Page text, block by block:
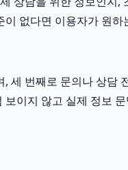
없다면 이용자가 원
세 번째로 문의나 상담
이지 않고 실제 정보